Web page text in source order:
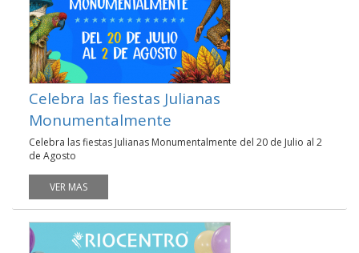
Celebra las fiestas Julianas
Monumentalmente
Celebra las fiestas Julianas Monumentalmente del 20 de Julio al 2
de Agosto
VER MAS